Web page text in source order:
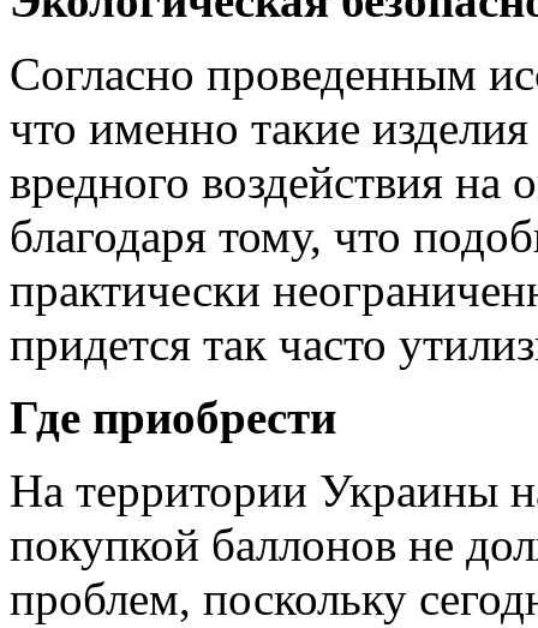
Согласно проведенным
что именно такие
вредного воздействия
благодаря тому, что
практически
придется так часто
Где приобрести
На территории Украины
покупкой баллонов не
проблем, поскольку